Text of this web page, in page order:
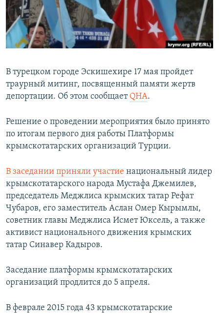
ПОБЕДИТЕЛЕЙ НЕ СУДЯТ?
КРЫМ.НЕПОКОРЕННЫЙ
ELIFBE
ПРИСОЕДИНЯЙТЕСЬ!
Все сайты RFE/RL
В турецком городе Эскишехире 17 мая пройдет
траурный митинг, посвященный памяти жертв
депортации. Об этом сообщает QHA.
Решение о проведении мероприятия было принято
по итогам первого дня работы Платформы
крымскотатарских организаций Турции.
В заседании приняли участие национальный лидер
крымскотатарского народа Мустафа Джемилев,
председатель Меджлиса крымских татар Рефат
Чубаров, его заместитель Аслан Омер Кырымлы,
советник главы Меджлиса Исмет Юксель, а также
активист национального движения крымских
татар Синавер Кадыров.
Заседание платформы крымскотатарских
организаций продлится до 5 апреля.
В феврале 2015 года 43 крымскотатарские